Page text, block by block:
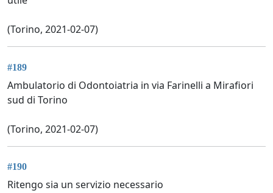
(Torino, 2021-02-07)
#189
Ambulatorio di Odontoiatria in via Farinelli a Mirafiori
sud di Torino
(Torino, 2021-02-07)
#190
Ritengo sia un servizio necessario